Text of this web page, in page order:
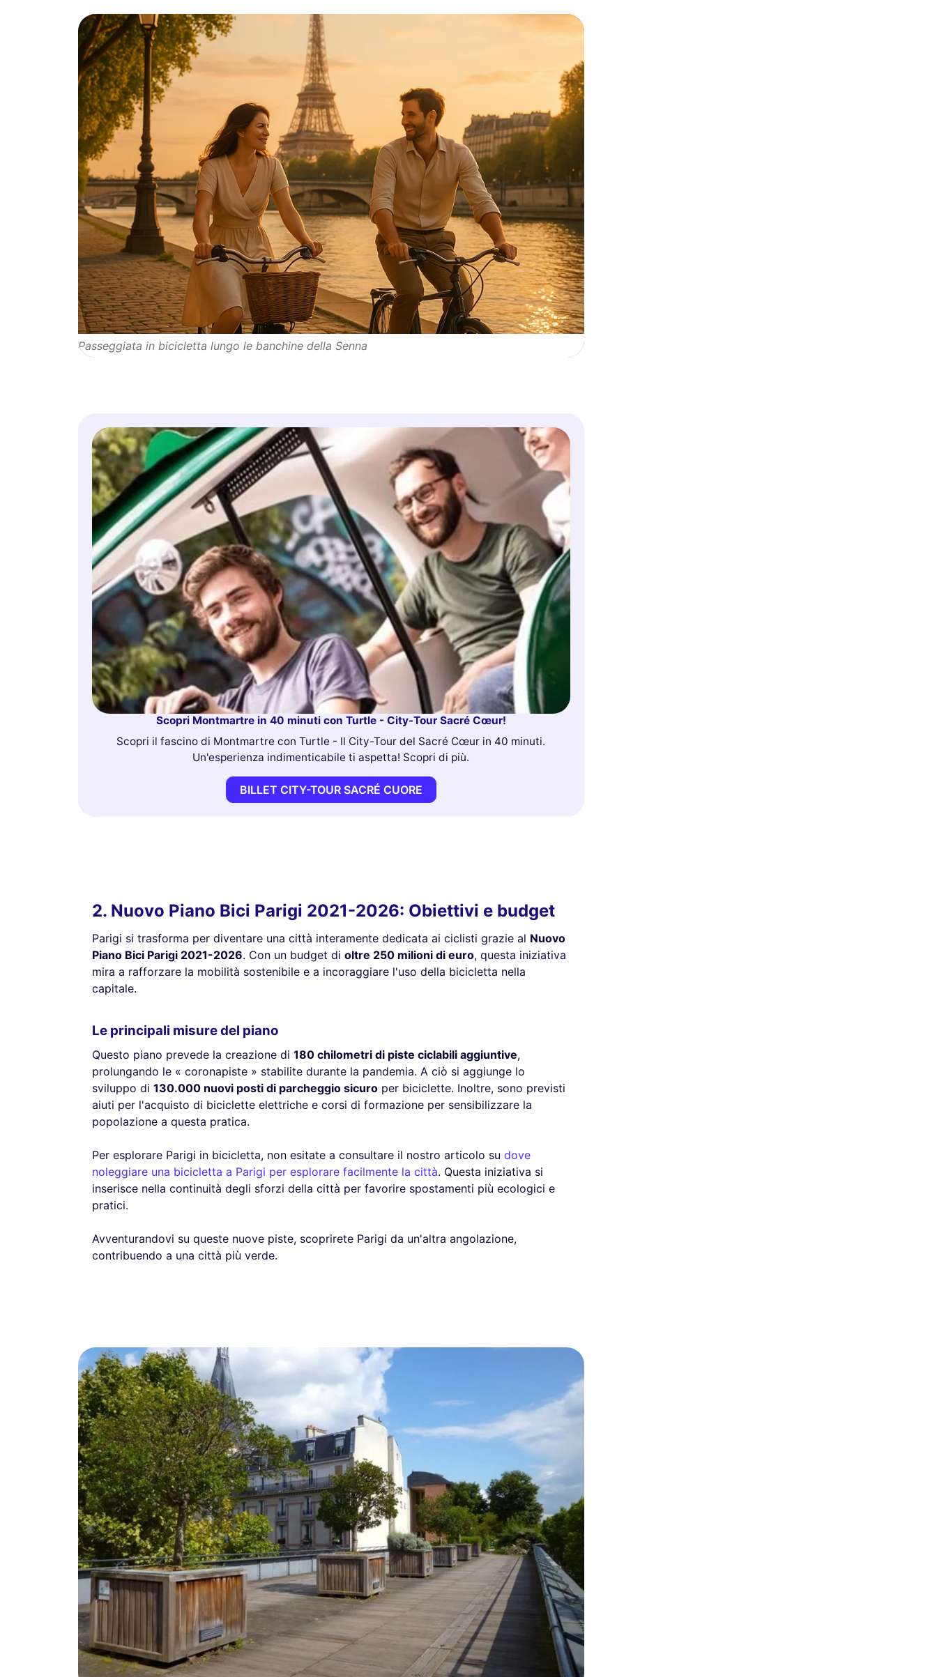
Passeggiata in bicicletta lungo le banchine della Senna
Scopri Montmartre in 40 minuti con Turtle - City-Tour Sacré Cœur!
Scopri il fascino di Montmartre con Turtle - Il City-Tour del Sacré Cœur in 40 minuti.
Un'esperienza indimenticabile ti aspetta! Scopri di più.
BILLET CITY-TOUR SACRÉ CUORE
2. Nuovo Piano Bici Parigi 2021-2026: Obiettivi e budget
Parigi si trasforma per diventare una città interamente dedicata ai ciclisti grazie al Nuovo
Piano Bici Parigi 2021-2026. Con un budget di oltre 250 milioni di euro, questa iniziativa
mira a rafforzare la mobilità sostenibile e a incoraggiare l'uso della bicicletta nella
capitale.
Le principali misure del piano
Questo piano prevede la creazione di 180 chilometri di piste ciclabili aggiuntive,
prolungando le « coronapiste » stabilite durante la pandemia. A ciò si aggiunge lo
sviluppo di 130.000 nuovi posti di parcheggio sicuro per biciclette. Inoltre, sono previsti
aiuti per l'acquisto di biciclette elettriche e corsi di formazione per sensibilizzare la
popolazione a questa pratica.
Per esplorare Parigi in bicicletta, non esitate a consultare il nostro articolo su dove
noleggiare una bicicletta a Parigi per esplorare facilmente la città. Questa iniziativa si
inserisce nella continuità degli sforzi della città per favorire spostamenti più ecologici e
pratici.
Avventurandovi su queste nuove piste, scoprirete Parigi da un'altra angolazione,
contribuendo a una città più verde.